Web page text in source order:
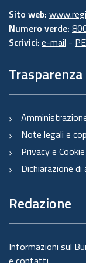
Sito web:
Numero verde:
Scrivici: e-mail -
Trasparenza
Note legali e
Privacy e Cookie
Dichiarazione
Redazione
Informazioni sul